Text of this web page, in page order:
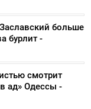
больше
бурлит -
смотрит
ад» Одессы -